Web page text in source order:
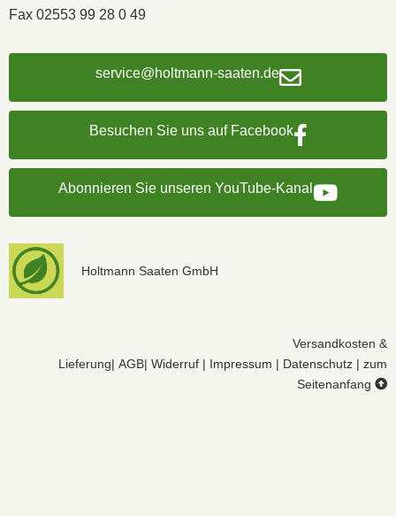
Fax 02553 99 28 0 49
service@holtmann-saaten.de
Besuchen Sie uns auf Facebook
Abonnieren Sie unseren YouTube-Kanal
Holtmann Saaten GmbH
Versandkosten &
Lieferung| AGB| Widerruf | Impressum | Datenschutz | zum
Seitenanfang